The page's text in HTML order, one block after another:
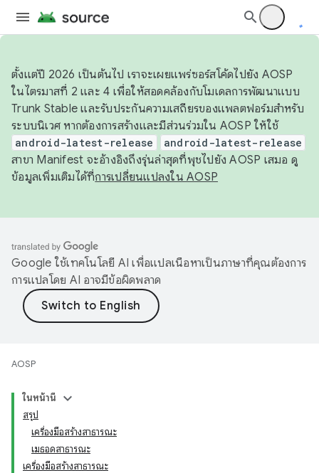
ตั้งแต่ปี 2026 เป็นต้นไป เราจะเผยแพร่ซอร์สโค้ดไปยัง AOSP
ในไตรมาสที่ 2 และ 4 เพื่อให้สอดคล้องกับโมเดลการพัฒนาแบบ
Trunk Stable และรับประกันความเสถียรของแพลตฟอร์มสำหรับ
ระบบนิเวศ หากต้องการสร้างและมีส่วนร่วมใน AOSP ให้ใช้
android-latest-release android-latest-release
สาขา Manifest จะอ้างอิงถึงรุ่นล่าสุดที่พุชไปยัง AOSP เสมอ ดู
ข้อมูลเพิ่มเติมได้ที่การเปลี่ยนแปลงใน AOSP
Google ใช้เทคโนโลยี AI เพื่อแปลเนื้อหาเป็นภาษาที่คุณต้องการ
การแปลโดย AI อาจมีข้อผิดพลาด
AOSP
ในหน้านี้
สรุป
เครื่องมือสร้างสาธารณะ
เมธอดสาธารณะ
เครื่องมือสร้างสาธารณะ